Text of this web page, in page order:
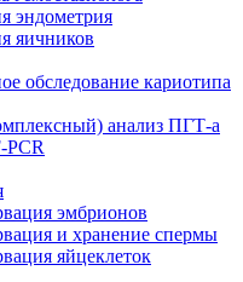
эндометрия
яичников
обследование кариотипа
анализ ПГТ-а
PCR
эмбрионов
и хранение спермы
яйцеклеток